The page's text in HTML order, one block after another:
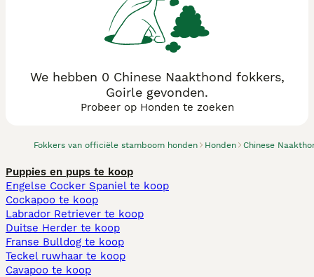
Fokkers van officiële stamboom honden Honden Chinese
We hebben 0 Chinese Naakthond fokkers,
Goirle gevonden.
Probeer op Honden te zoeken
Puppies en pups te koop
Engelse Cocker Spaniel te koop
Cockapoo te koop
Labrador Retriever te koop
Duitse Herder te koop
Franse Bulldog te koop
Teckel ruwhaar te koop
Cavapoo te koop